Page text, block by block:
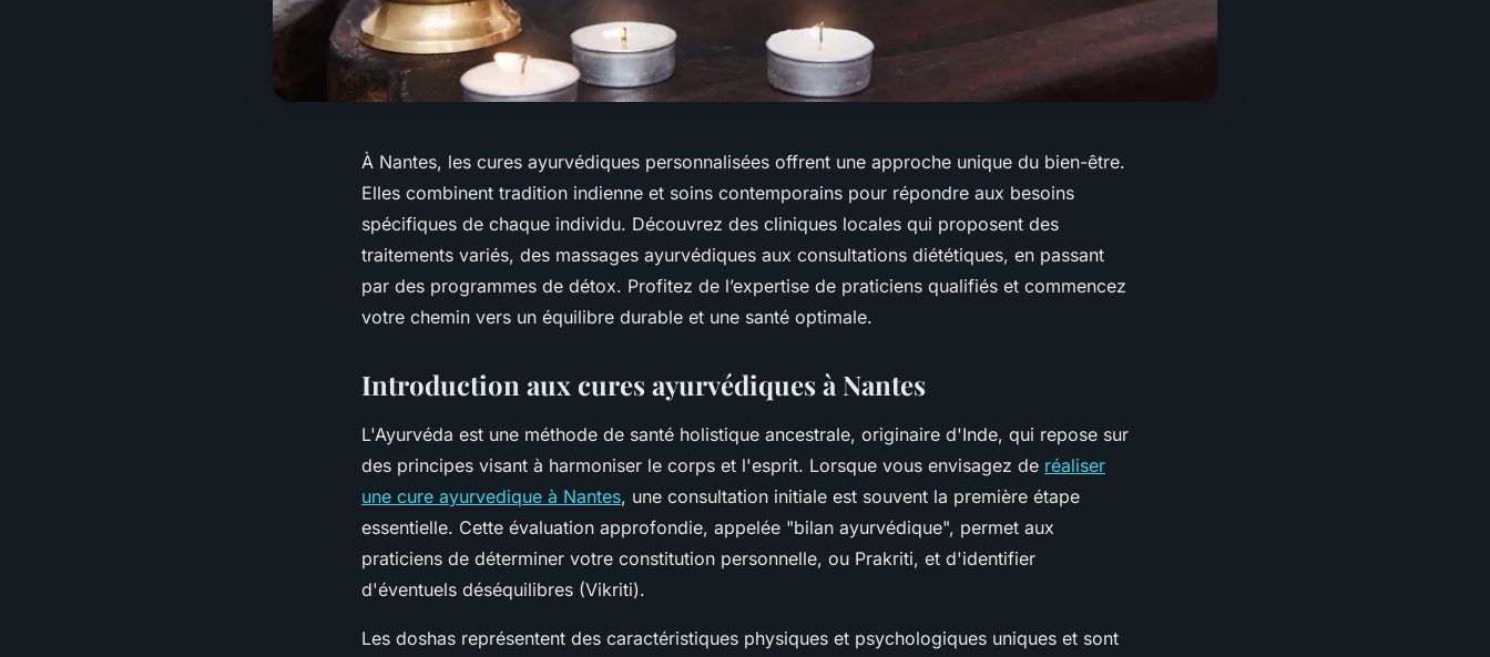
À Nantes, les cures ayurvédiques personnalisées offrent une approche unique du bien-être.
Elles combinent tradition indienne et soins contemporains pour répondre aux besoins
spécifiques de chaque individu. Découvrez des cliniques locales qui proposent des
traitements variés, des massages ayurvédiques aux consultations diététiques, en passant
par des programmes de détox. Profitez de l’expertise de praticiens qualifiés et commencez
votre chemin vers un équilibre durable et une santé optimale.
Introduction aux cures ayurvédiques à Nantes
L'Ayurvéda est une méthode de santé holistique ancestrale, originaire d'Inde, qui repose sur
des principes visant à harmoniser le corps et l'esprit. Lorsque vous envisagez de réaliser
une cure ayurvedique à Nantes, une consultation initiale est souvent la première étape
essentielle. Cette évaluation approfondie, appelée "bilan ayurvédique", permet aux
praticiens de déterminer votre constitution personnelle, ou Prakriti, et d'identifier
d'éventuels déséquilibres (Vikriti).
Les doshas représentent des caractéristiques physiques et psychologiques uniques et sont